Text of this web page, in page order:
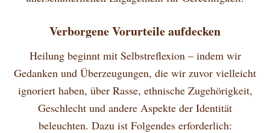
Verborgene Vorurteile aufdecken
Heilung beginnt mit Selbstreflexion – indem wir
Gedanken und Überzeugungen, die wir zuvor vielleicht
ignoriert haben, über Rasse, ethnische Zugehörigkeit,
Geschlecht und andere Aspekte der Identität
beleuchten. Dazu ist Folgendes erforderlich: